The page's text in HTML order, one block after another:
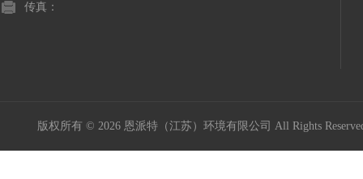
传真：
版权所有 © 2026 恩派特（江苏）环境有限公司 All Rights